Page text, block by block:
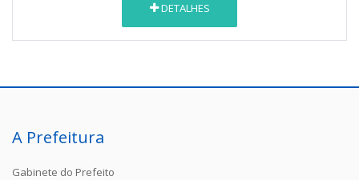
DETALHES
A Prefeitura
Gabinete do Prefeito